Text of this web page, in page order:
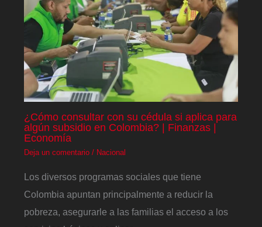
¿Cómo consultar con su cédula si aplica para
algún subsidio en Colombia? | Finanzas |
Economía
Deja un comentario / Nacional
Los diversos programas sociales que tiene
Colombia apuntan principalmente a reducir la
pobreza, asegurarle a las familias el acceso a los